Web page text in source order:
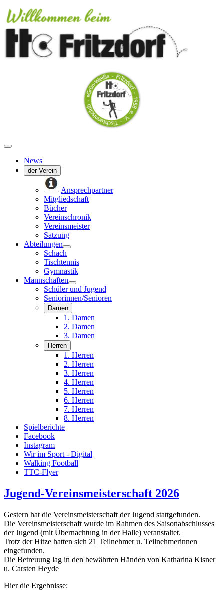
News
der Verein
Ansprechpartner
Mitgliedschaft
Bücher
Vereinschronik
Vereinsmeister
Satzung
Abteilungen
Schach
Tischtennis
Gymnastik
Mannschaften
Schüler und Jugend
Seniorinnen/Senioren
Damen
1. Damen
2. Damen
3. Damen
Herren
1. Herren
2. Herren
3. Herren
4. Herren
5. Herren
6. Herren
7. Herren
8. Herren
Spielberichte
Facebook
Instagram
Wir im Sport - Digital
Walking Football
TTC-Flyer
Jugend-Vereinsmeisterschaft 2026
Gestern hat die Vereinsmeisterschaft der Jugend stattgefunden.
Die Vereinsmeisterschaft wurde im Rahmen des Saisonabschlusses
der Jugend (mit Übernachtung in der Halle) veranstaltet.
Trotz der Hitze hatten sich 21 Teilnehmer u. Teilnehmerinnen
eingefunden.
Die Betreuung lag in den bewährten Händen von Katharina Kisner
u. Carsten Heyde
Hier die Ergebnisse: